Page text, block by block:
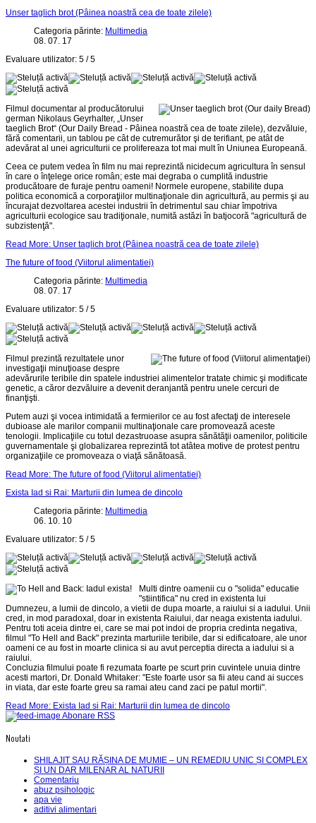
Unser taglich brot (Pâinea noastră cea de toate zilele)
Categoria părinte: Multimedia
08. 07. 17
Evaluare utilizator: 5 /5
Filmul documentar al producătorului
german Nikolaus Geyrhalter, „Unser
taeglich Brot“ (Our Daily Bread - Pâinea noastră cea de toate zilele), dezvăluie,
fără comentarii, un tablou pe cât de cutremurător şi de terifiant, pe atât de
adevărat al unei agriculturii ce prolifereaza tot mai mult în Uniunea Europeană.
Ceea ce putem vedea în film nu mai reprezintă nicidecum agricultura în sensul
în care o înţelege orice român; este mai degraba o cumplită industrie
producătoare de furaje pentru oameni! Normele europene, stabilite dupa
politica economică a corporaţiilor multinaţionale din agricultură, au permis şi au
încurajat dezvoltarea acestei industrii în detrimentul sau chiar împotriva
agriculturii ecologice sau tradiţionale, numită astăzi în batjocoră "agricultură de
subzistenţă".
Read More: Unser taglich brot (Pâinea noastră cea de toate zilele)
The future of food (Viitorul alimentatiei)
Categoria părinte: Multimedia
08. 07. 17
Evaluare utilizator: 5 /5
Filmul prezintă rezultatele unor
investigaţii minuţioase despre
adevărurile teribile din spatele industriei alimentelor tratate chimic şi modificate
genetic, a căror dezvăluire a devenit deranjantă pentru unele cercuri de
finanţişti.
Putem auzi şi vocea intimidată a fermierilor ce au fost afectaţi de interesele
dubioase ale marilor companii multinaţionale care promovează aceste
tenologii. Implicaţiile cu totul dezastruoase asupra sănătăţii oamenilor, politicile
guvernamentale şi globalizarea reprezintă tot atâtea motive de protest pentru
organizaţiile ce promoveaza o viaţă sănătoasă.
Read More: The future of food (Viitorul alimentatiei)
Exista Iad si Rai: Marturii din lumea de dincolo
Categoria părinte: Multimedia
06. 10. 10
Evaluare utilizator: 5 /5
Multi dintre oamenii cu o "solida" educatie
"stiintifica" nu cred in existenta lui
Dumnezeu, a lumii de dincolo, a vietii de dupa moarte, a raiului si a iadului. Unii
cred, in mod paradoxal, doar in existenta Raiului, dar neaga existenta iadului.
Pentru toti aceia dintre ei, care se mai pot indoi de propria credinta negativa,
filmul "To Hell and Back" prezinta marturiile teribile, dar si edificatoare, ale unor
oameni ce au fost in moarte clinica si au avut perceptia directa a iadului si a
raiului.
Concluzia filmului poate fi rezumata foarte pe scurt prin cuvintele unuia dintre
acesti martori, Dr. Donald Whitaker: "Este foarte usor sa fii ateu cand ai succes
in viata, dar este foarte greu sa ramai ateu cand zaci pe patul mortii".
Read More: Exista Iad si Rai: Marturii din lumea de dincolo
Abonare RSS
Noutati
SHILAJIT SAU RĂȘINA DE MUMIE – UN REMEDIU UNIC ȘI COMPLEX
ȘI UN DAR MILENAR AL NATURII
Comentariu
abuz psihologic
apa vie
aditivi alimentari